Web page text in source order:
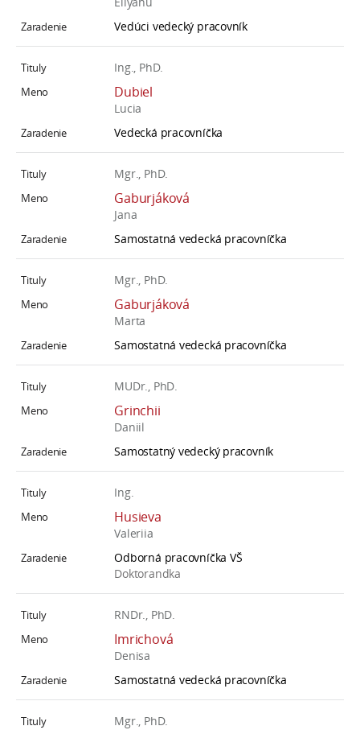
Vedúci vedecký pracovník
Ing., PhD.
Dubiel
Lucia
Vedecká pracovníčka
Mgr., PhD.
Gaburjáková
Jana
Samostatná vedecká pracovníčka
Mgr., PhD.
Gaburjáková
Marta
Samostatná vedecká pracovníčka
MUDr., PhD.
Grinchii
Daniil
Samostatný vedecký pracovník
Ing.
Husieva
Valeriia
Odborná pracovníčka VŠ
Doktorandka
RNDr., PhD.
Imrichová
Denisa
Samostatná vedecká pracovníčka
Mgr., PhD.